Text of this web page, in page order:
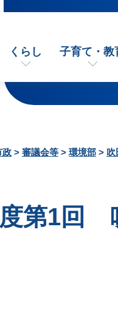
くらし 子育て・教
政 > 審議会等 > 環境部 > 吹
第1回